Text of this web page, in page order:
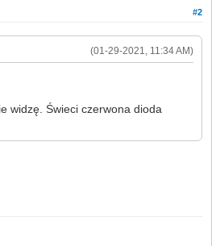
#2
(01-29-2021, 11:34 AM)
widzę. Świeci czerwona dioda